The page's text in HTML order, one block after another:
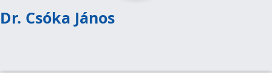
Dr. Csóka János